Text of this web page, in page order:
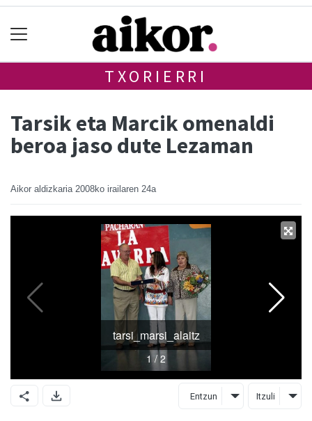
TXORIERRI
Tarsik eta Marcik omenaldi
beroa jaso dute Lezaman
Aikor aldizkaria 2008ko irailaren 24a
Entzun Itzuli